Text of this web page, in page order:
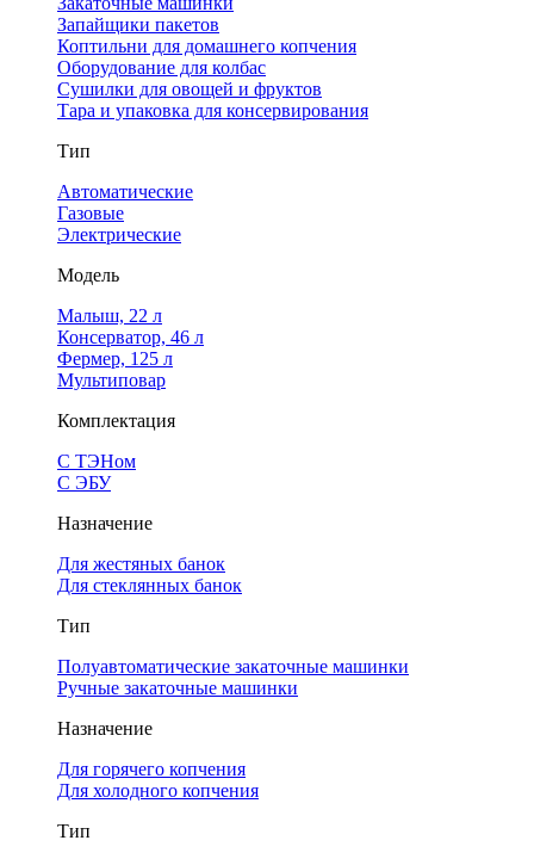
Запайщики пакетов
Коптильни для домашнего копчения
Оборудование для колбас
Сушилки для овощей и фруктов
Тара и упаковка для консервирования
Тип
Автоматические
Газовые
Электрические
Модель
Малыш, 22 л
Консерватор, 46 л
Фермер, 125 л
Мультиповар
Комплектация
С ТЭНом
С ЭБУ
Назначение
Для жестяных банок
Для стеклянных банок
Тип
Полуавтоматические закаточные машинки
Ручные закаточные машинки
Назначение
Для горячего копчения
Для холодного копчения
Тип